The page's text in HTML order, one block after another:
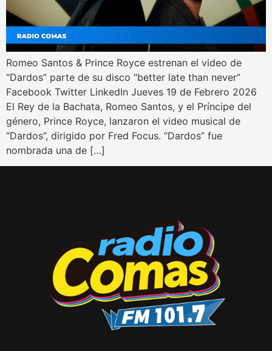
Romeo Santos & Prince Royce estrenan el video de
“Dardos” parte de su disco “better late than never”
Facebook Twitter LinkedIn Jueves 19 de Febrero 2026
El Rey de la Bachata, Romeo Santos, y el Príncipe del
género, Prince Royce, lanzaron el video musical de
“Dardos”, dirigido por Fred Focus. “Dardos” fue
nombrada una de […]